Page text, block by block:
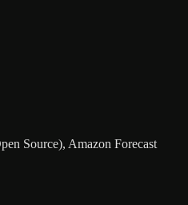
Source), Amazon Forecast